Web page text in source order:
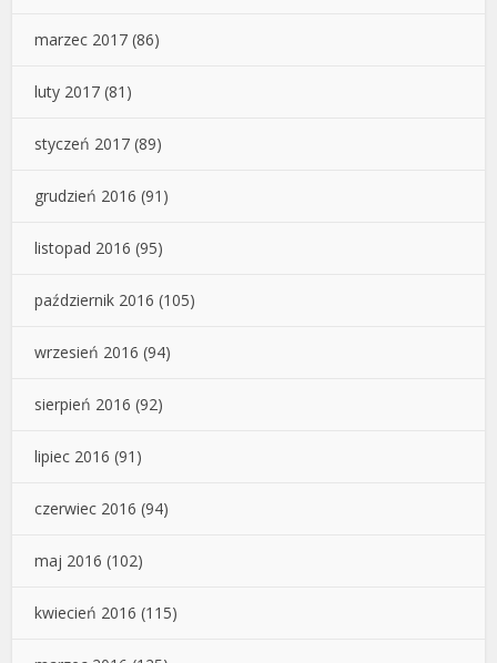
marzec 2017 (86)
luty 2017 (81)
styczeń 2017 (89)
grudzień 2016 (91)
listopad 2016 (95)
październik 2016 (105)
wrzesień 2016 (94)
sierpień 2016 (92)
lipiec 2016 (91)
czerwiec 2016 (94)
maj 2016 (102)
kwiecień 2016 (115)